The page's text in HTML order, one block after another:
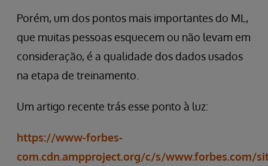
Porém, um dos pontos mais importantes do ML,
que muitas pessoas esquecem ou não levam em
consideração, é a qualidade dos dados usados
na etapa de treinamento.
Um artigo recente trás esse ponto à luz:
https://www-forbes-
com.cdn.ampproject.org/c/s/www.forbes.com/